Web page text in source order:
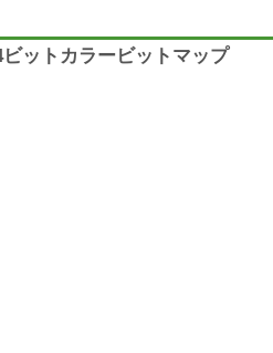
ットカラービットマップ